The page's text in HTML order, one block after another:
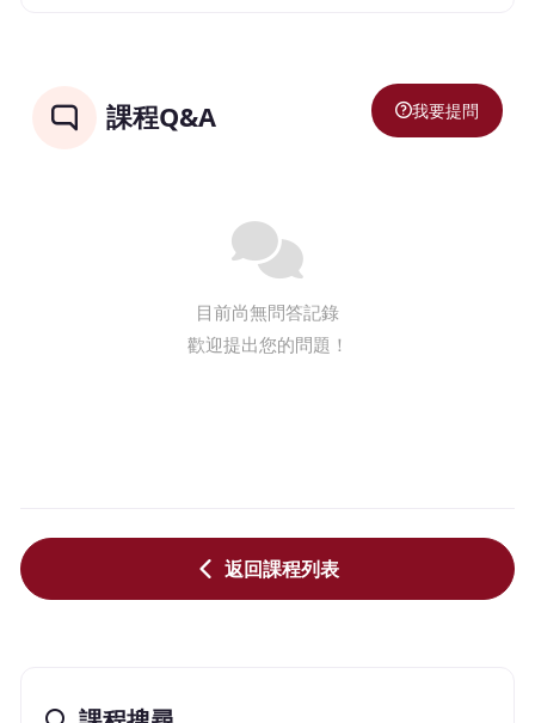
課程Q&A 我要提問
目前尚無問答記錄
歡迎提出您的問題！
返回課程列表